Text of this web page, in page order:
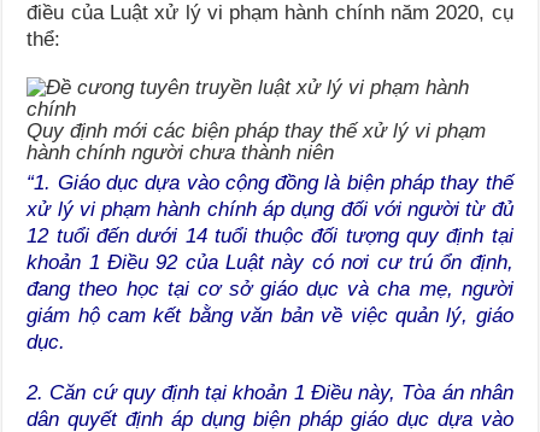
điều của Luật xử lý vi phạm hành chính năm 2020, cụ
thể:
Quy định mới các biện pháp thay thế xử lý vi phạm
hành chính người chưa thành niên
“1. Giáo dục dựa vào cộng đồng là biện pháp thay thế
xử lý vi phạm hành chính áp dụng đối với người từ đủ
12 tuổi đến dưới 14 tuổi thuộc đối tượng quy định tại
khoản 1 Điều 92 của Luật này có nơi cư trú ổn định,
đang theo học tại cơ sở giáo dục và cha mẹ, người
giám hộ cam kết bằng văn bản về việc quản lý, giáo
dục.
2. Căn cứ quy định tại khoản 1 Điều này, Tòa án nhân
dân quyết định áp dụng biện pháp giáo dục dựa vào